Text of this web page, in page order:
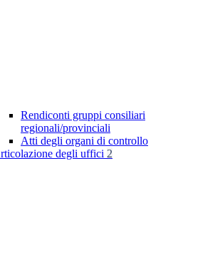
Rendiconti gruppi consiliari
regionali/provinciali
Atti degli organi di controllo
degli uffici 2